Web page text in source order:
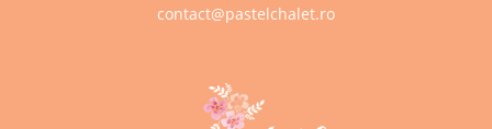
contact@pastelchalet.ro